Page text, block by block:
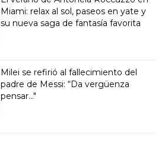
Miami: relax al sol, paseos en yate y
su nueva saga de fantasía favorita
Milei se refirió al fallecimiento del
padre de Messi: “Da vergüenza
pensar..."